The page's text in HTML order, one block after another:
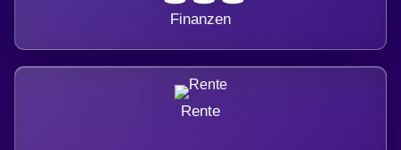
Finanzen
Rente